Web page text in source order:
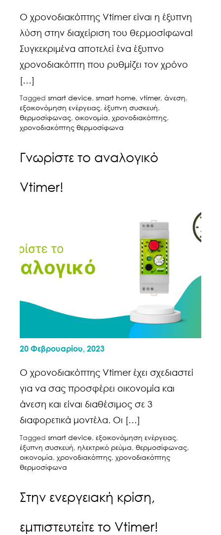
Ο χρονοδιακόπτης Vtimer είναι η έξυπνη
λύση στην διαχείριση του θερμοσίφωνα!
Συγκεκριμένα αποτελεί ένα έξυπνο
χρονοδιακόπτη που ρυθμίζει τον χρόνο
[…]
Tagged smart device, smart home, vtimer, άνεση,
εξοικονόμηση ενέργειας, έξυπνη συσκευή,
θερμοσίφωνας, οικονομία, χρονοδιακόπτης,
χρονοδιακόπτης θερμοσίφωνα
Γνωρίστε το αναλογικό
Vtimer!
20 Φεβρουαρίου, 2023
Ο χρονοδιακόπτης Vtimer έχει σχεδιαστεί
για να σας προσφέρει οικονομία και
άνεση και είναι διαθέσιμος σε 3
διαφορετικά μοντέλα. Οι […]
Tagged smart device, εξοικονόμηση ενέργειας,
έξυπνη συσκευή, ηλεκτρικό ρεύμα, θερμοσίφωνας,
οικονομία, χρονοδιακόπτης, χρονοδιακόπτης
θερμοσίφωνα
Στην ενεργειακή κρίση,
εμπιστευτείτε το Vtimer!